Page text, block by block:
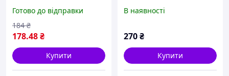
Готово до відправки
178.48₴
184 ₴
Купити
В наявності
270₴
Купити